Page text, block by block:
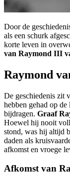
Door de
als een schurk
korte leven in
van Raymond III
Raymond
De geschiedenis zit
hebben gehad op
bijdragen. Graaf
Hoewel hij nooit
stond, was hij altijd
daden als
afkomst en vroege
Afkomst van